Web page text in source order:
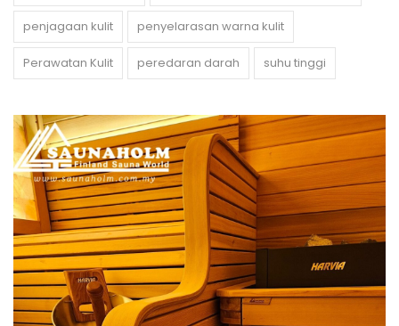
penjagaan kulit penyelarasan warna kulit
Perawatan Kulit peredaran darah suhu tinggi